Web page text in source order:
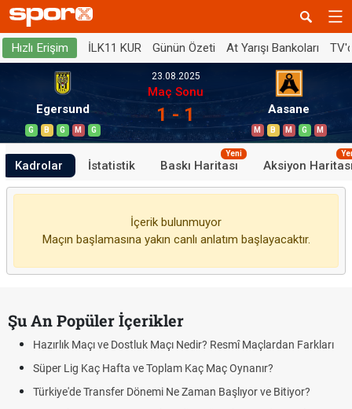
Hızlı Erişim İLK11 KUR Günün Özeti At Yarışı Bankoları
Egersund
G B G M G
23.08.2025
Maç Sonu
1 - 1 Aasane
M B M G M
Kadrolar İstatistik Baskı Haritası
Yeni
Aksiyon
İçerik bulunmuyor
Maçın başlamasına yakın canlı anlatım başlayacaktır.
Şu An Popüler İçerikler
Hazırlık Maçı ve Dostluk Maçı Nedir? Resmî Maçlardan Farkları
Süper Lig Kaç Hafta ve Toplam Kaç Maç Oynanır?
Türkiye'de Transfer Dönemi Ne Zaman Başlıyor ve Bitiyor?